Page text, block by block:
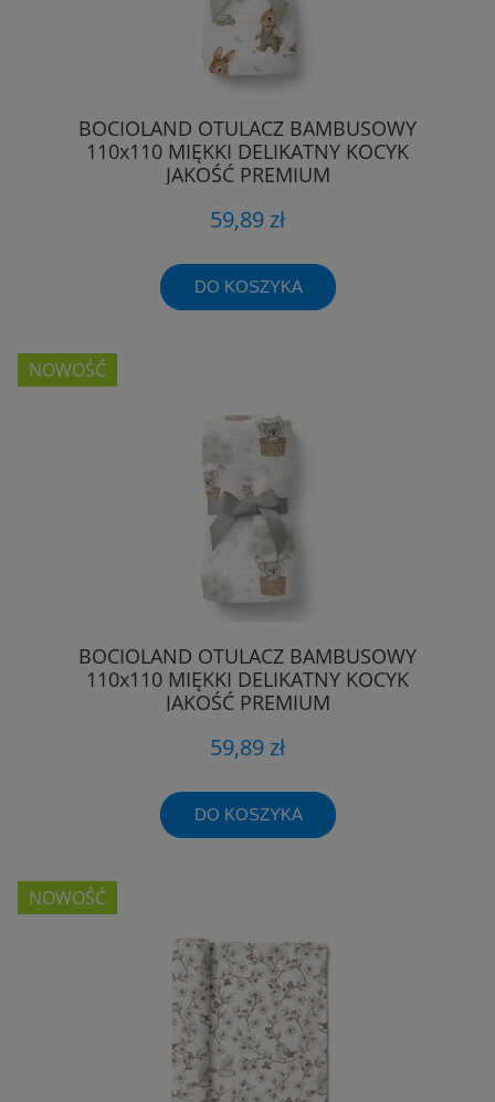
BOCIOLAND OTULACZ BAMBUSOWY
110x110 MIĘKKI DELIKATNY KOCYK
JAKOŚĆ PREMIUM
59,89 zł
DO KOSZYKA
BOCIOLAND OTULACZ BAMBUSOWY
110x110 MIĘKKI DELIKATNY KOCYK
JAKOŚĆ PREMIUM
59,89 zł
DO KOSZYKA
NOWOŚĆ
NOWOŚĆ